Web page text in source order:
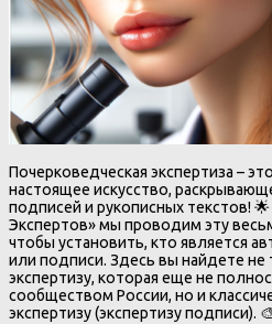
Почерковедческая экспертиза –
настоящее искусство,
подписей и рукописных текстов!
Экспертов» мы проводим эту
чтобы установить, кто является
или подписи. Здесь вы найдете не
экспертизу, которая еще не
сообществом России, но и
экспертизу (экспертизу подписи).